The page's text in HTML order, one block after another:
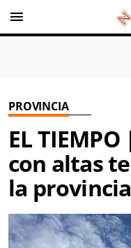
menu
PROVINCIA
EL
con altas
la